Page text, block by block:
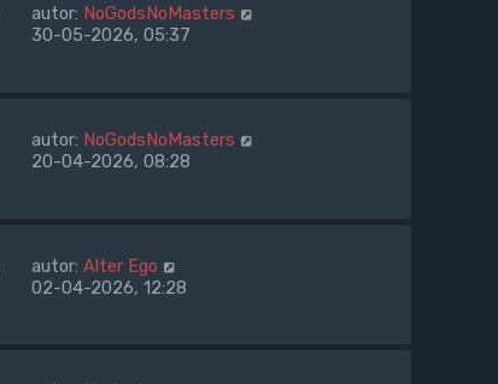
autor: NoGodsNoMasters
30-05-2026, 05:37
autor: NoGodsNoMasters
20-04-2026, 08:28
autor: Alter Ego
02-04-2026, 12:28